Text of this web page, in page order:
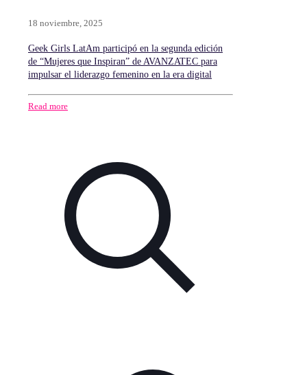
18 noviembre, 2025
Geek Girls LatAm participó en la segunda edición
de “Mujeres que Inspiran” de AVANZATEC para
impulsar el liderazgo femenino en la era digital
Read more